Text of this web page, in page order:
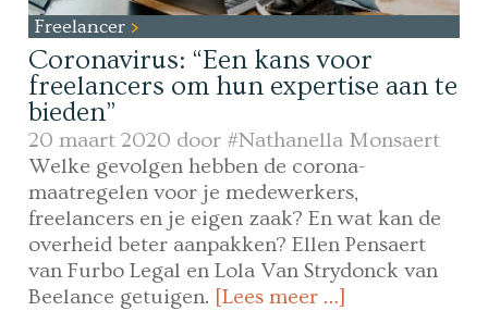
Freelancer
Coronavirus: “Een kans voor
freelancers om hun expertise aan te
bieden”
20 maart 2020 door #Nathanella Monsaert
Welke gevolgen hebben de corona-
maatregelen voor je medewerkers,
freelancers en je eigen zaak? En wat kan de
overheid beter aanpakken? Ellen Pensaert
van Furbo Legal en Lola Van Strydonck van
Beelance getuigen. [Lees meer …]